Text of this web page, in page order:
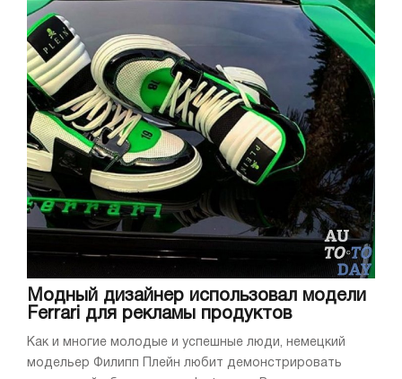
Модный дизайнер использовал модели
Ferrari для рекламы продуктов
Как и многие молодые и успешные люди, немецкий
модельер Филипп Плейн любит демонстрировать